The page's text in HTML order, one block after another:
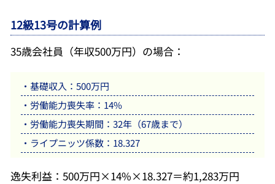
12級13号の計算例
35歳会社員（年収500万円）の場合：
・基礎収入：500万円
・労働能力喪失率：14%
・労働能力喪失期間：32年（67歳まで）
・ライプニッツ係数：18.327
逸失利益：500万円×14%×18.327＝約1,283万円